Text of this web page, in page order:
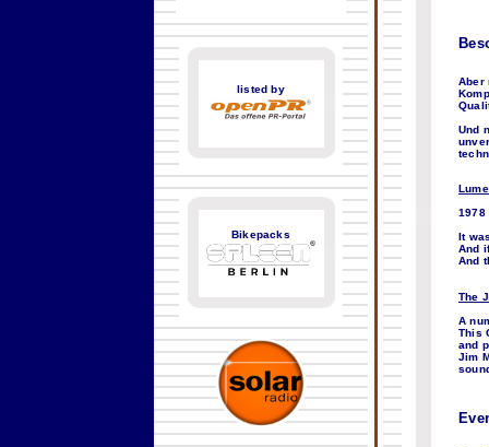
listed by
Bikepacks
Aber
Und
1978
It
And
And
The
A
This
and
Jim